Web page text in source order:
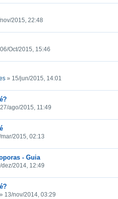
2015, 22:48
Oct/2015, 15:46
» 15/jun/2015, 14:01
ago/2015, 11:49
2015, 02:13
- Guia
dez/2014, 12:49
» 13/nov/2014, 03:29